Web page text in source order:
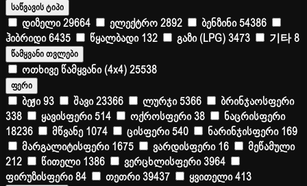
საწვავის ტიპი
დიზელი29664 ელექტრო2892 ბენზინი54386
ჰიბრიდი6435 წყალბადი 132 გაზი (LPG)3473 기타8
წამყვანი თვლები
ოთხივე წამყვანი (4x4)25538
ფერი
ბეჟი93 შავი23366 ლურჯი5366
ბრინჯაოსფერი
338
ყავისფერი514 ოქროსფერი38
ნაცრისფერი
18236
მწვანე 1074 ცისფერი540 ნარინჯისფერი 169
მარგალიტისფერი 1675 ვარდისფერი 16
მეწამული
212
წითელი 1386 ვერცხლისფერი3964
ფირუზისფერი84 თეთრი39437 ყვითელი413